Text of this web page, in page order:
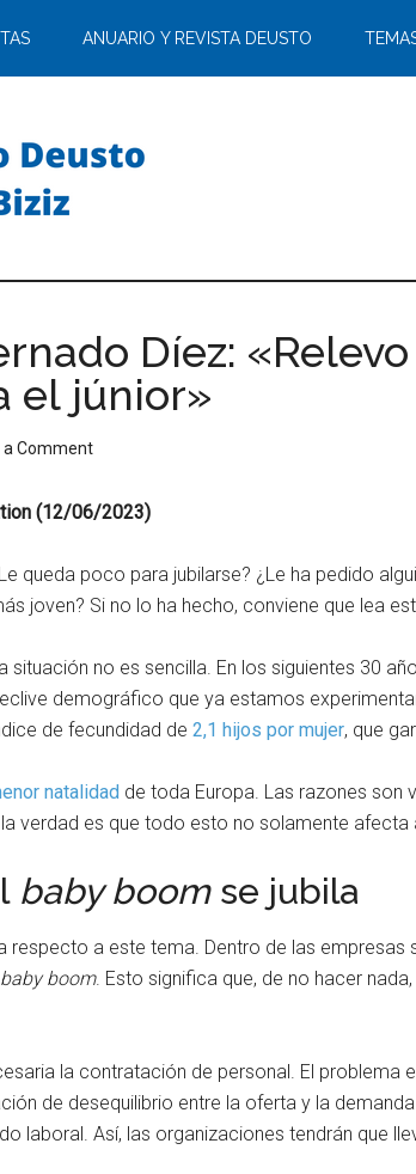
ANUARIO Y REVISTA DEUSTO
Díez:
el júnior»
a Comment
(12/06/2023)
queda poco para jubilarse? ¿Le ha pedido
joven? Si no lo ha hecho, conviene que lea
situación no es sencilla. En los siguientes 30
demográfico que ya estamos
de fecundidad de 2,1 hijos por mujer, que
natalidad de toda Europa. Las razones son
verdad es que todo esto no solamente
baby boomse jubila
respecto a este tema. Dentro de las empresas
baby boom. Esto significa que, de no hacer
la contratación de personal. El problema
de desequilibrio entre la oferta y la
laboral. Así, las organizaciones tendrán que